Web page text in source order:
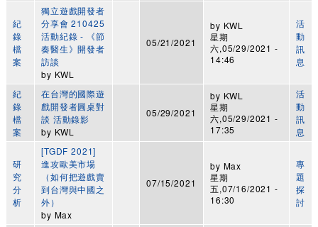
紀
錄
檔
案
獨立遊戲開發者
分享會 210425
活動紀錄 - 《節
奏醫生》開發者
訪談
by KWL
05/21/2021
by KWL
星期
六,05/29/2021 -
14:46
活
動
訊
息
紀
錄
檔
案
在台灣的國際遊
戲開發者圓桌對
談 活動錄影
by KWL
05/29/2021
by KWL
星期
六,05/29/2021 -
17:35
活
動
訊
息
研
究
分
析
[TGDF 2021]
進攻歐美市場
（如何把遊戲賣
到台灣與中國之
外）
by Max
07/15/2021
by Max
星期
五,07/16/2021 -
16:30
專
題
探
討